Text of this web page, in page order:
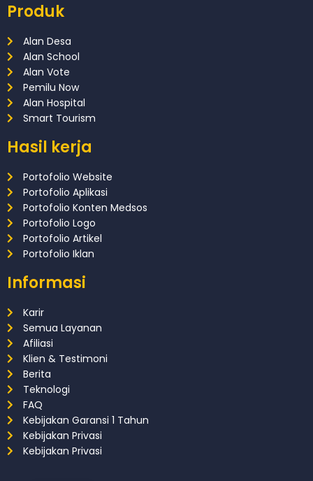
Produk
Alan Desa
Alan School
Alan Vote
Pemilu Now
Alan Hospital
Smart Tourism
Hasil kerja
Portofolio Website
Portofolio Aplikasi
Portofolio Konten Medsos
Portofolio Logo
Portofolio Artikel
Portofolio Iklan
Informasi
Karir
Semua Layanan
Afiliasi
Klien & Testimoni
Berita
Teknologi
FAQ
Kebijakan Garansi 1 Tahun
Kebijakan Privasi
Kebijakan Privasi